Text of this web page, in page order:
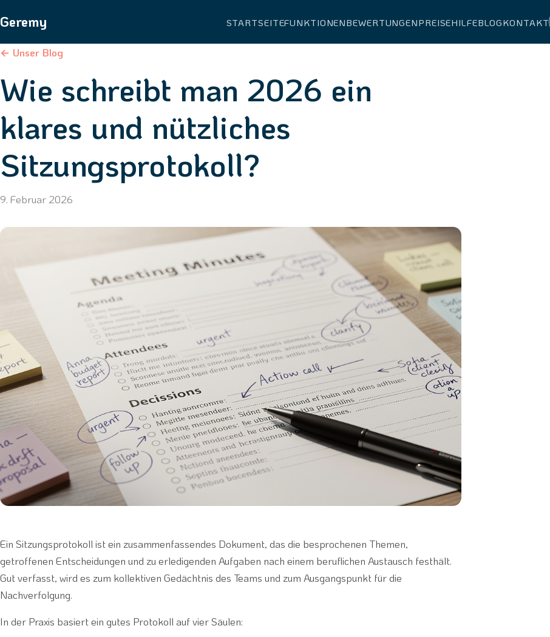
Geremy STARTSEITEFUNKTIONENBEWERTUNGENPREISEHILFEBLOGKONTAKT
← Unser Blog
Wie schreibt man 2026 ein
klares und nützliches
Sitzungsprotokoll?
9. Februar 2026
Ein Sitzungsprotokoll ist ein zusammenfassendes Dokument, das die besprochenen Themen,
getroffenen Entscheidungen und zu erledigenden Aufgaben nach einem beruflichen Austausch festhält.
Gut verfasst, wird es zum kollektiven Gedächtnis des Teams und zum Ausgangspunkt für die
Nachverfolgung.
In der Praxis basiert ein gutes Protokoll auf vier Säulen: